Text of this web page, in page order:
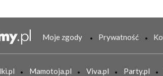
Moje zgody Prywatność
Mamotoja.pl Viva.pl Party.pl